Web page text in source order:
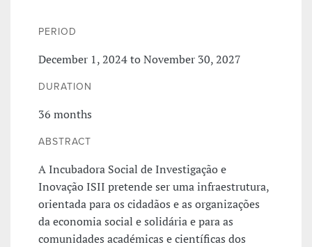
PERIOD
December 1, 2024 to November 30, 2027
DURATION
36 months
ABSTRACT
A Incubadora Social de Investigação e
Inovação ISII pretende ser uma infraestrutura,
orientada para os cidadãos e as organizações
da economia social e solidária e para as
comunidades académicas e científicas dos